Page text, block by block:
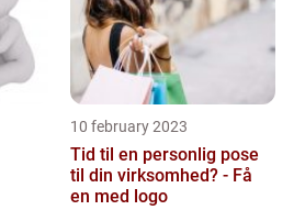
10 february 2023
Tid til en personlig pose
til din virksomhed? - Få
en med logo